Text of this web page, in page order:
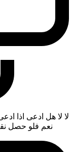
لا لا هل ادعى اذا
نعم فلو حصل